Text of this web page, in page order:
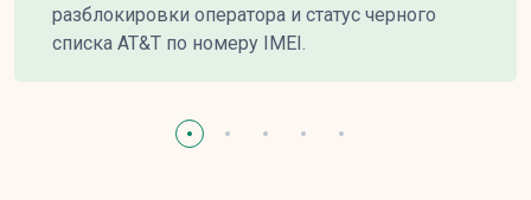
разблокировки оператора и статус черного
списка AT&T по номеру IMEI.